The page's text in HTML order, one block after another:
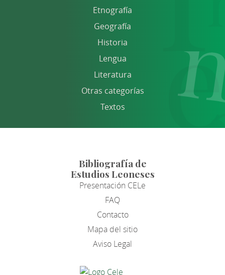
Etnografía
Geografía
Historia
Lengua
Literatura
Otras categorías
Textos
Bibliografía de
Estudios Leoneses
Presentación CELe
FAQ
Contacto
Mapa del sitio
Aviso Legal